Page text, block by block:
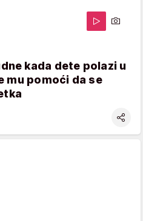
kada dete polazi u
mu pomoći da se